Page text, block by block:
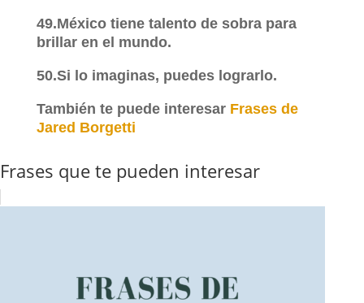
49.México tiene talento de sobra para
brillar en el mundo.
50.Si lo imaginas, puedes lograrlo.
También te puede interesar Frases de
Jared Borgetti
Frases que te pueden interesar